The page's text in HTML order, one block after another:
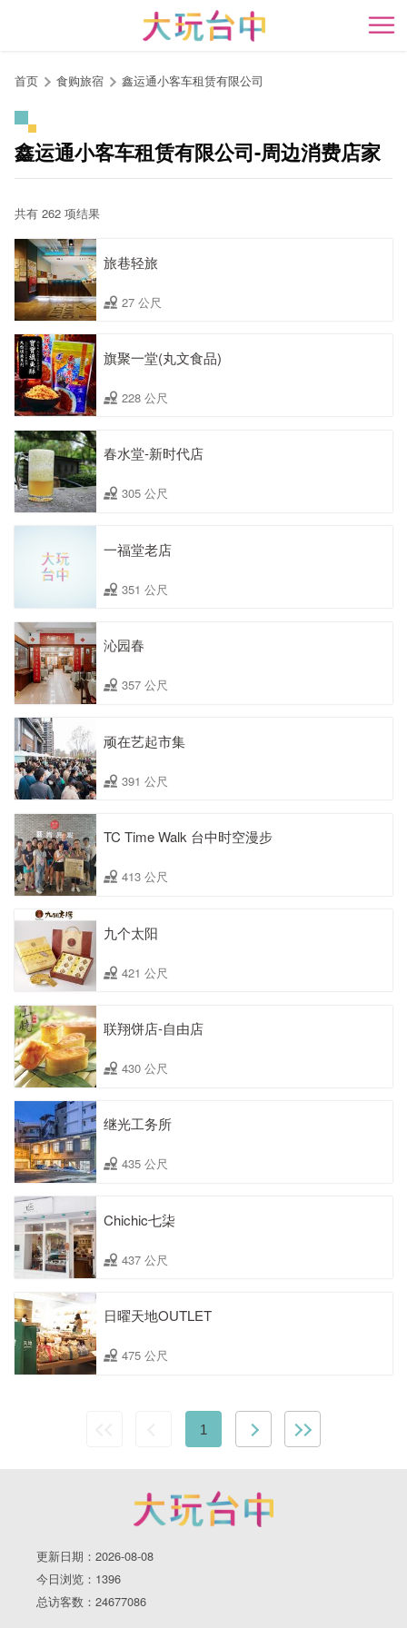
开
首页 食购旅宿 鑫运通小客车租赁有限公司
鑫运通小客车租赁有限公司-周边消费店家
共有 262 项结果
旅巷轻旅
27 公尺
旗聚一堂(丸文食品)
228 公尺
春水堂-新时代店
305 公尺
一福堂老店
351 公尺
沁园春
357 公尺
顽在艺起市集
391 公尺
TC Time Walk 台中时空漫步
413 公尺
九个太阳
421 公尺
联翔饼店-自由店
430 公尺
继光工务所
435 公尺
Chichic七柒
437 公尺
日曜天地OUTLET
475 公尺
1
更新日期：2026-08-08
今日浏览：1396
总访客数：24677086